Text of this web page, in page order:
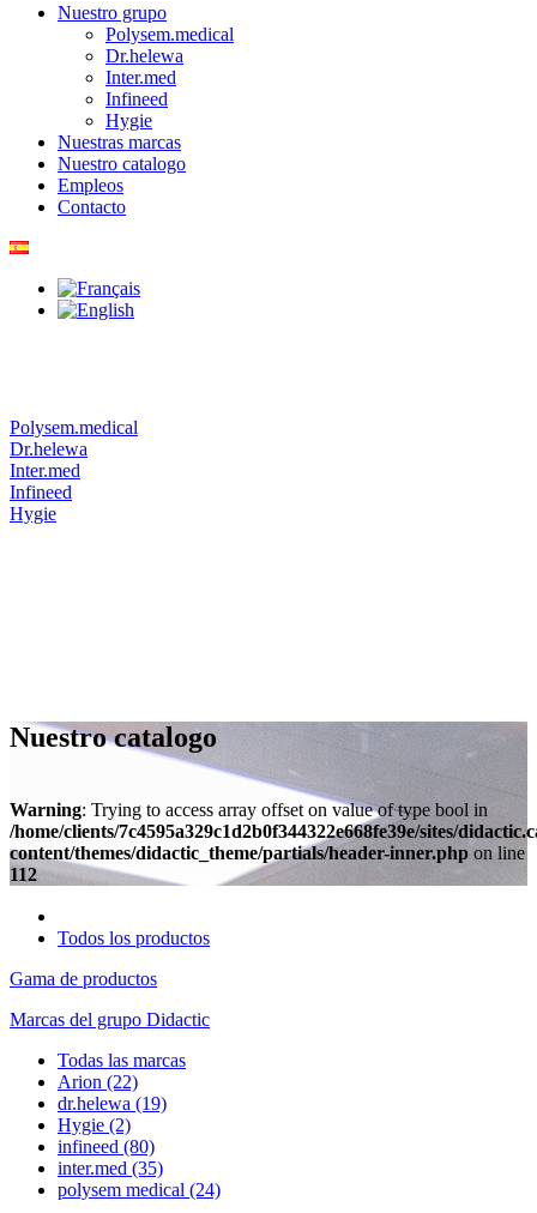
Nuestro grupo
Polysem.medical
Dr.helewa
Inter.med
Infineed
Hygie
Nuestras marcas
Nuestro catalogo
Empleos
Contacto
Polysem.medical
Dr.helewa
Inter.med
Infineed
Hygie
Nuestro catalogo
Warning: Trying to access array offset on value of type bool in
/home/clients/7c4595a329c1d2b0f344322e668fe39e/sites/
content/themes/didactic_theme/partials/header-inner.php on line
112
Todos los productos
Gama de productos
Marcas del grupo Didactic
Todas las marcas
Arion (22)
dr.helewa (19)
Hygie (2)
infineed (80)
inter.med (35)
polysem medical (24)